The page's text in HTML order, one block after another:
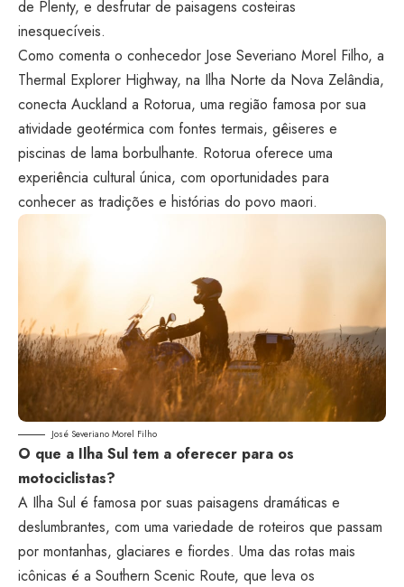
de Plenty, e desfrutar de paisagens costeiras
inesquecíveis.
Como comenta o conhecedor Jose Severiano Morel Filho, a
Thermal Explorer Highway, na Ilha Norte da Nova Zelândia,
conecta Auckland a Rotorua, uma região famosa por sua
atividade geotérmica com fontes termais, gêiseres e
piscinas de lama borbulhante. Rotorua oferece uma
experiência cultural única, com oportunidades para
conhecer as tradições e histórias do povo maori.
José Severiano Morel Filho
O que a Ilha Sul tem a oferecer para os
motociclistas?
A Ilha Sul é famosa por suas paisagens dramáticas e
deslumbrantes, com uma variedade de roteiros que passam
por montanhas, glaciares e fiordes. Uma das rotas mais
icônicas é a Southern Scenic Route, que leva os